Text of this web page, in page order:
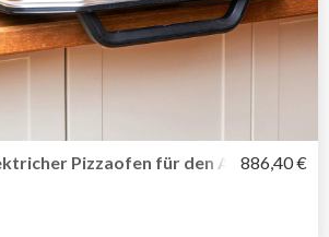
Pizzaofen für den Außen-und
886,40 €